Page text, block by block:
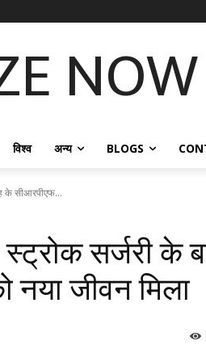
NOW
विश्व अन्य BLOGS
के सीआरपीएफ...
सर्जरी के
जीवन मिला